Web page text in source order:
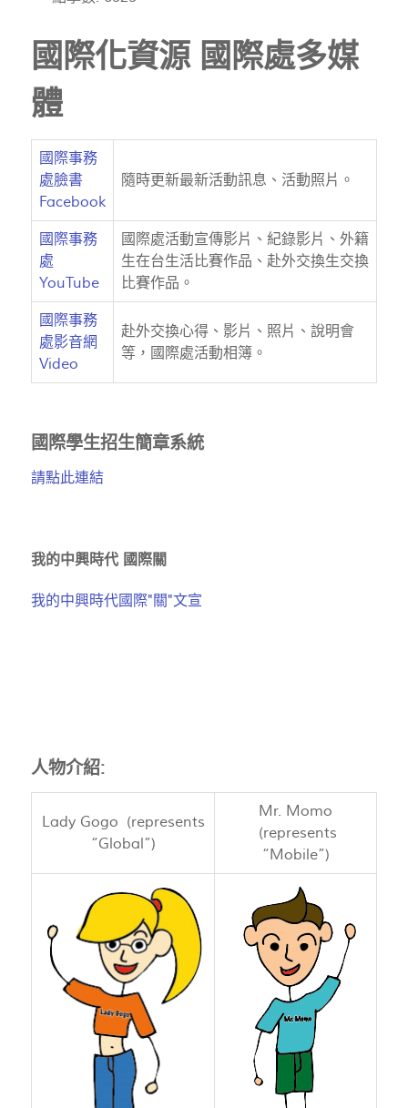
國際化資源 國際處多媒
體
國際事務
處臉書
Facebook
隨時更新最新活動訊息、活動照片。
國際事務
處
YouTube
國際處活動宣傳影片、紀錄影片、外籍
生在台生活比賽作品、赴外交換生交換
比賽作品。
國際事務
處影音網
Video
赴外交換心得、影片、照片、說明會
等，國際處活動相簿。
國際學生招生簡章系統
請點此連結
我的中興時代 國際關
我的中興時代國際"關"文宣
人物介紹:
Lady Gogo (represents
“Global”)
Mr. Momo
(represents
“Mobile”)